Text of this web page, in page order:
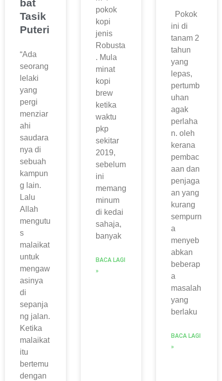
bat
Tasik
Puteri
“Ada
seorang
lelaki
yang
pergi
menziar
ahi
saudara
nya di
sebuah
kampun
g lain.
Lalu
Allah
mengutu
s
malaikat
untuk
mengaw
asinya
di
sepanja
ng jalan.
Ketika
malaikat
itu
bertemu
dengan
pokok
kopi
jenis
Robusta
. Mula
minat
kopi
brew
ketika
waktu
pkp
sekitar
2019,
sebelum
ini
memang
minum
di kedai
sahaja,
banyak
BACA LAGI
»
Pokok
ini di
tanam 2
tahun
yang
lepas,
pertumb
uhan
agak
perlaha
n. oleh
kerana
pembac
aan dan
penjaga
an yang
kurang
sempurn
a
menyeb
abkan
beberap
a
masalah
yang
berlaku
BACA LAGI
»